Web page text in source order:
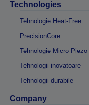
Technologies
Tehnologie Heat-Free
PrecisionCore
Tehnologie Micro Piezo
Tehnologii inovatoare
Tehnologii durabile
Company